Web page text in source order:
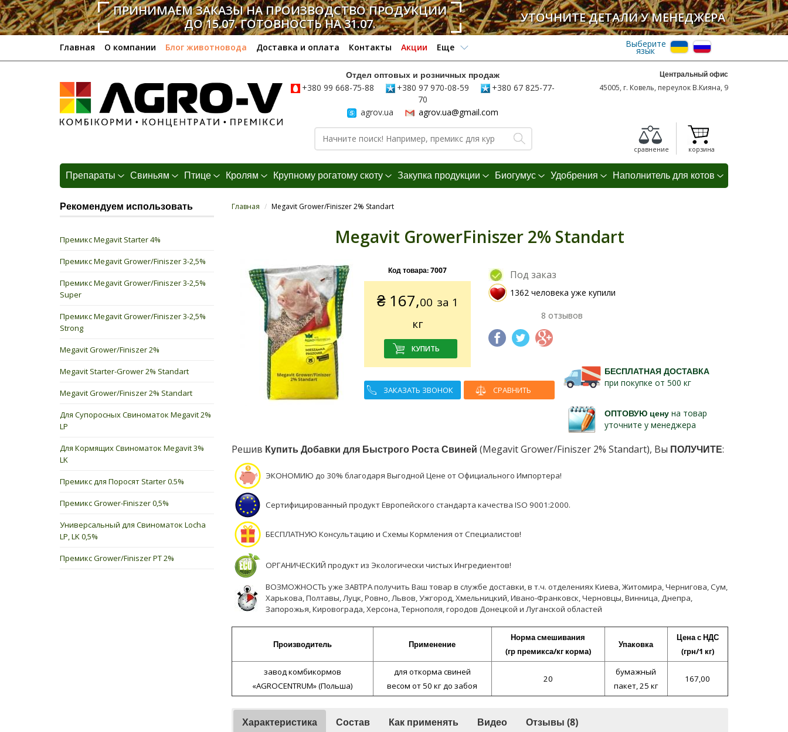
ПРИНИМАЕМ ЗАКАЗЫ НА ПРОИЗВОДСТВО ПРОДУКЦИИ
ДО 15.07. ГОТОВНОСТЬ НА 31.07.
УТОЧНИТЕ ДЕТАЛИ У МЕНЕДЖЕРА
Главная О компании Блог животновода Доставка и оплата Контакты Акции Еще Выберите
язык
Отдел оптовых и розничных продаж
+380 99 668-75-88
+380 97 970-08-59
+380 67 825-77-
70
agrov.ua
agrov.ua@gmail.com
Центральный офис
45005, г. Ковель, переулок В.Кияна, 9
сравнение корзина
Препараты Свиньям Птице Кролям Крупному рогатому скоту Закупка продукции Биогумус Удобрения Наполнитель для котов
Рекомендуем использовать
Премикс Megavit Starter 4%
Премикс Megavit Grower/Finiszer 3-2,5%
Премикс Megavit Grower/Finiszer 3-2,5%
Super
Премикс Megavit Grower/Finiszer 3-2,5%
Strong
Megavit Grower/Finiszer 2%
Megavit Starter-Grower 2% Standart
Megavit Grower/Finiszer 2% Standart
Для Супоросных Свиноматок Megavit 2%
LP
Для Кормящих Свиноматок Megavit 3%
LK
Премикс для Поросят Starter 0.5%
Премикс Grower-Finiszer 0,5%
Универсальный для Свиноматок Locha
LP, LK 0,5%
Премикс Grower/Finiszer PT 2%
Главная / Megavit Grower/Finiszer 2% Standart
Megavit GrowerFiniszer 2% Standart
Код товара:7007
₴ 167,00 за 1
кг
Под заказ
1362 человека уже купили
8 отзывов
ЗАКАЗАТЬ ЗВОНОК СРАВНИТЬ
БЕСПЛАТНАЯ ДОСТАВКА
при покупке от 500 кг
ОПТОВУЮ цену на товар
уточните у менеджера
Решив Купить Добавки для Быстрого Роста Свиней (Megavit Grower/Finiszer 2% Standart), Вы ПОЛУЧИТЕ:
ЭКОНОМИЮ до 30% благодаря Выгодной Цене от Официального Импортера!
Сертифицированный продукт Европейского стандарта качества ISO 9001:2000.
БЕСПЛАТНУЮ Консультацию и Схемы Кормления от Специалистов!
ОРГАНИЧЕСКИЙ продукт из Экологически чистых Ингредиентов!
ВОЗМОЖНОСТЬ уже ЗАВТРА получить Ваш товар в службе доставки, в т.ч. отделениях Киева, Житомира, Чернигова, Сум,
Харькова, Полтавы, Луцк, Ровно, Львов, Ужгород, Хмельницкий, Ивано-Франковск, Черновцы, Винница, Днепра,
Запорожья, Кировограда, Херсона, Тернополя, городов Донецкой и Луганской областей
Производитель Применение
Норма смешивания
(гр премикса/кг корма)
Упаковка
Цена с НДС
(грн/1 кг)
завод комбикормов
«AGROCENTRUM» (Польша)
для откорма свиней
весом от 50 кг до забоя
20
бумажный
пакет, 25 кг
167,00
Характеристика Состав Как применять Видео Отзывы (8)